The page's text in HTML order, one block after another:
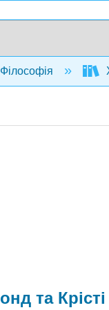
Філософія
та Крісті